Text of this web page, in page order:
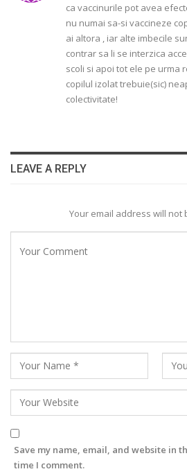
ca vaccinurile pot avea
nu numai sa-si vaccineze
ai altora , iar alte imbecile
contrar sa li se interzica
scoli si apoi tot ele pe urma
copilul izolat trebuie(sic)
colectivitate!
LEAVE A REPLY
Your email address will not
Save my name, email, and website in
time I comment.